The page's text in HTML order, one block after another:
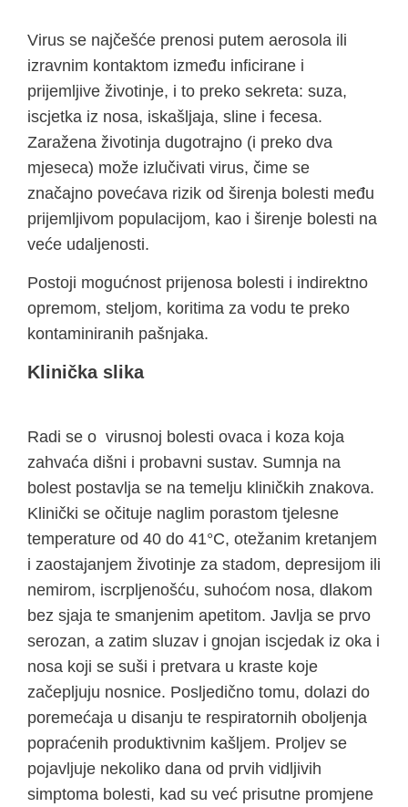
Virus se najčešće prenosi putem aerosola ili
izravnim kontaktom između inficirane i
prijemljive životinje, i to preko sekreta: suza,
iscjetka iz nosa, iskašljaja, sline i fecesa.
Zaražena životinja dugotrajno (i preko dva
mjeseca) može izlučivati virus, čime se
značajno povećava rizik od širenja bolesti među
prijemljivom populacijom, kao i širenje bolesti na
veće udaljenosti.
Postoji mogućnost prijenosa bolesti i indirektno
opremom, steljom, koritima za vodu te preko
kontaminiranih pašnjaka.
Klinička slika
Radi se o virusnoj bolesti ovaca i koza koja
zahvaća dišni i probavni sustav. Sumnja na
bolest postavlja se na temelju kliničkih znakova.
Klinički se očituje naglim porastom tjelesne
temperature od 40 do 41°C, otežanim kretanjem
i zaostajanjem životinje za stadom, depresijom ili
nemirom, iscrpljenošću, suhoćom nosa, dlakom
bez sjaja te smanjenim apetitom. Javlja se prvo
serozan, a zatim sluzav i gnojan iscjedak iz oka i
nosa koji se suši i pretvara u kraste koje
začepljuju nosnice. Posljedično tomu, dolazi do
poremećaja u disanju te respiratornih oboljenja
popraćenih produktivnim kašljem. Proljev se
pojavljuje nekoliko dana od prvih vidljivih
simptoma bolesti, kad su već prisutne promjene